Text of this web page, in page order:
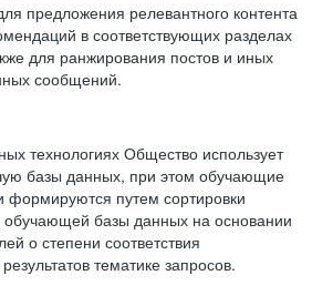
предложения релевантного контента
в соответствующих разделах
для ранжирования постов и иных
сообщений.
технологиях Общество использует
базы данных, при этом обучающие
формируются путем сортировки
обучающей базы данных на основании
о степени соответствия
тематике запросов.